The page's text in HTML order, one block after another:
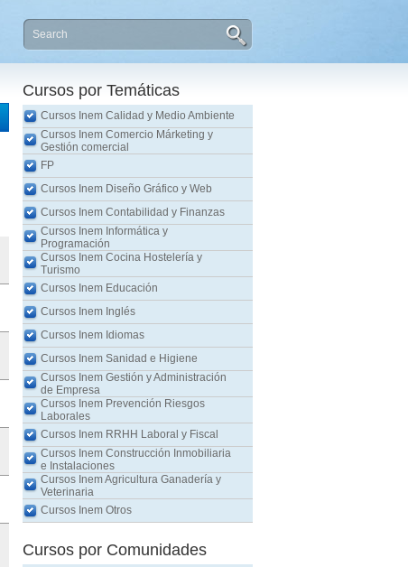
Cursos por Temáticas
Cursos Inem Calidad y Medio Ambiente
Cursos Inem Comercio Márketing y
Gestión comercial
FP
Cursos Inem Diseño Gráfico y Web
Cursos Inem Contabilidad y Finanzas
Cursos Inem Informática y
Programación
Cursos Inem Cocina Hostelería y
Turismo
Cursos Inem Educación
Cursos Inem Inglés
Cursos Inem Idiomas
Cursos Inem Sanidad e Higiene
Cursos Inem Gestión y Administración
de Empresa
Cursos Inem Prevención Riesgos
Laborales
Cursos Inem RRHH Laboral y Fiscal
Cursos Inem Construcción Inmobiliaria
e Instalaciones
Cursos Inem Agricultura Ganadería y
Veterinaria
Cursos Inem Otros
Cursos por Comunidades